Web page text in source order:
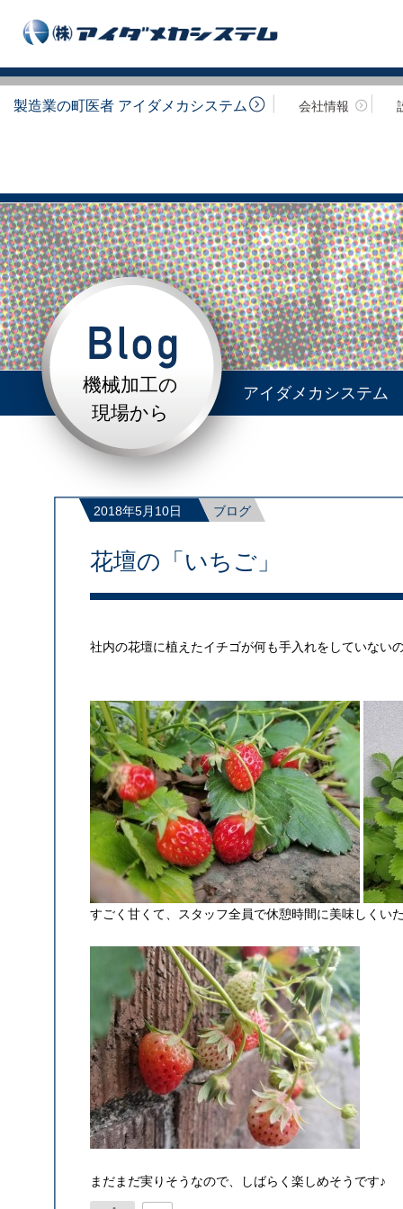
製造業の町医者 アイダメカシステム 会社情報
機械加工の
現場から
アイダメカシステム
2018年5月10日 ブログ
花壇の「いちご」
社内の花壇に植えたイチゴが何も手入れをしていない
すごく甘くて、スタッフ全員で休憩時間に美味しくい
まだまだ実りそうなので、しばらく楽しめそうです♪